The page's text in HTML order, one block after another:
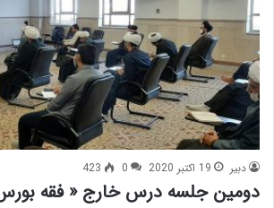
دبیر 19 اکتبر 2020 0
423
دومین جلسه درس خارج « فقه